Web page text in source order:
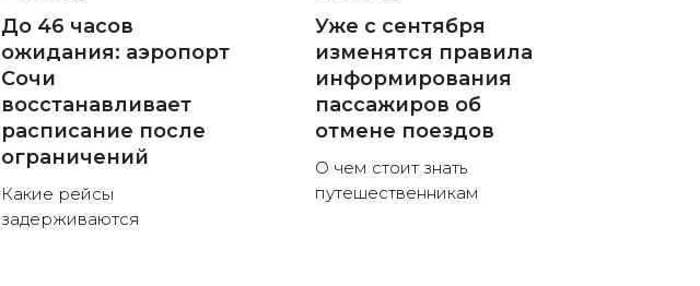
До 46 часов
ожидания: аэропорт
Сочи
восстанавливает
расписание после
ограничений
Какие рейсы
задерживаются
Уже с сентября
изменятся правила
информирования
пассажиров об
отмене поездов
О чем стоит знать
путешественникам